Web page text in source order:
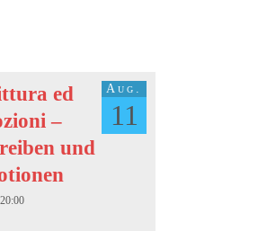
Aug.
11
ed
–
und